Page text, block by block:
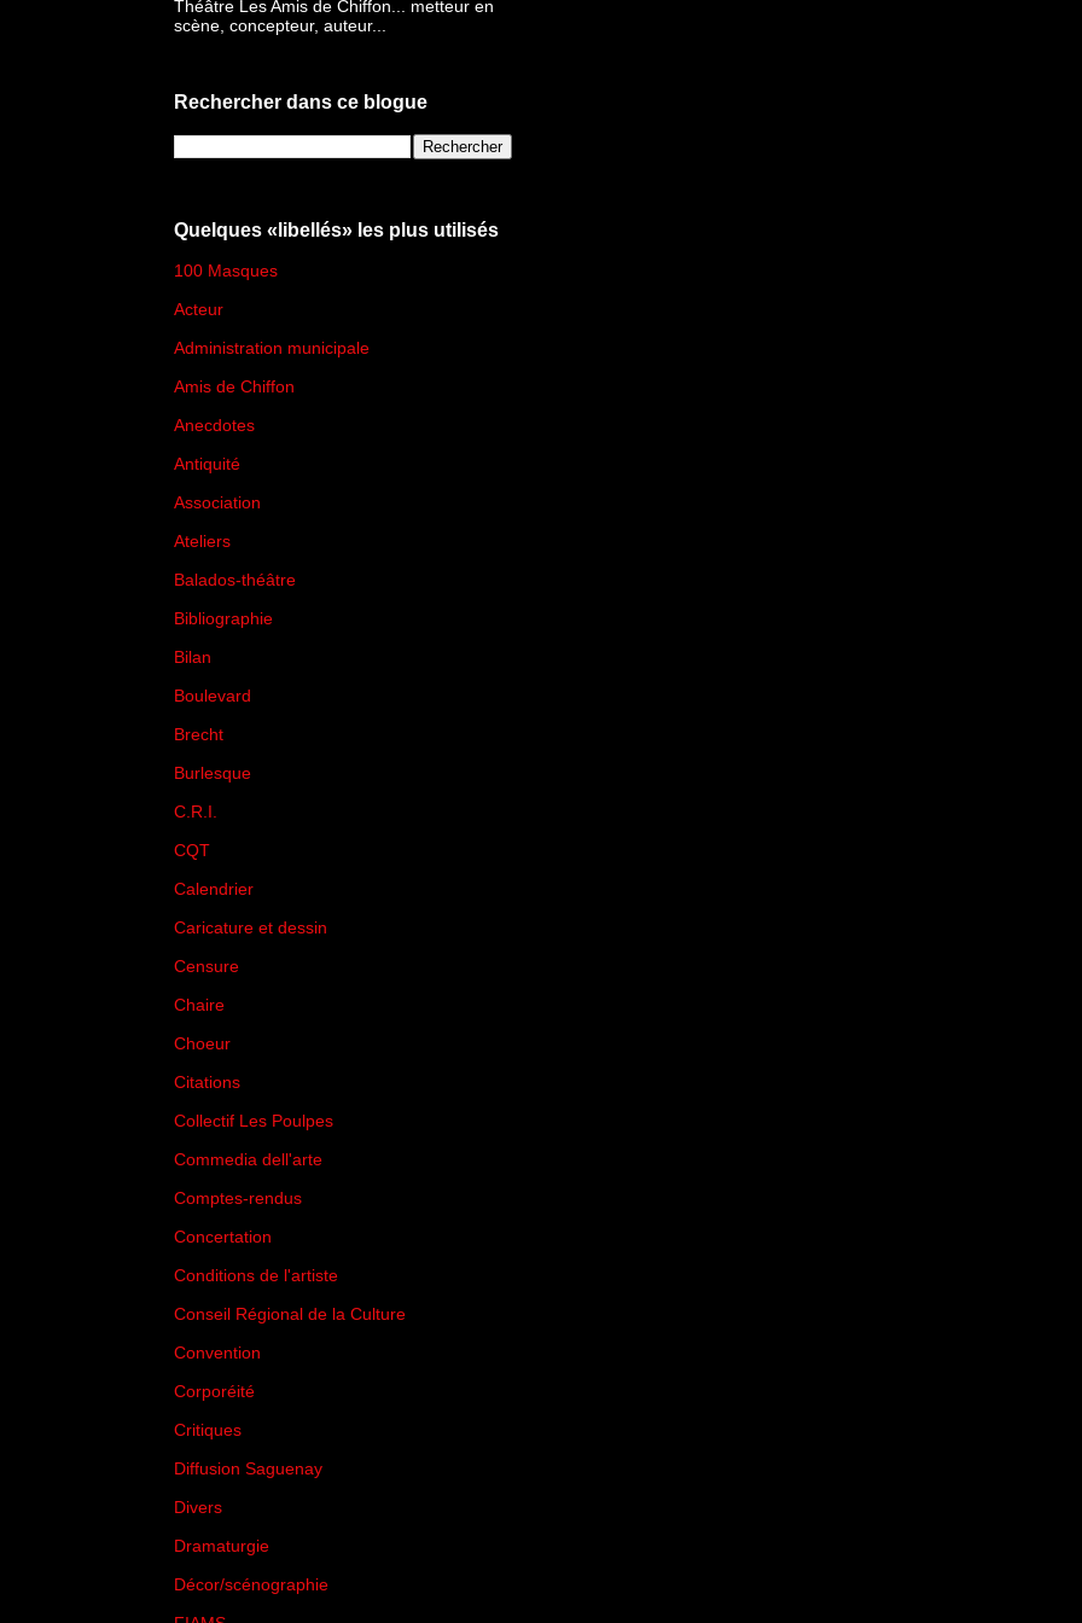
Théâtre Les Amis de Chiffon... metteur en
scène, concepteur, auteur...
Rechercher dans ce blogue
Quelques «libellés» les plus utilisés
100 Masques
Acteur
Administration municipale
Amis de Chiffon
Anecdotes
Antiquité
Association
Ateliers
Balados-théâtre
Bibliographie
Bilan
Boulevard
Brecht
Burlesque
C.R.I.
CQT
Calendrier
Caricature et dessin
Censure
Chaire
Choeur
Citations
Collectif Les Poulpes
Commedia dell'arte
Comptes-rendus
Concertation
Conditions de l'artiste
Conseil Régional de la Culture
Convention
Corporéité
Critiques
Diffusion Saguenay
Divers
Dramaturgie
Décor/scénographie